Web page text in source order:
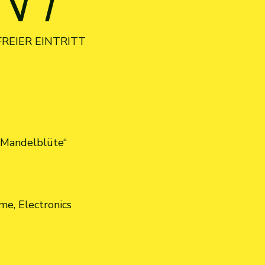
EINTRITT
Electronics